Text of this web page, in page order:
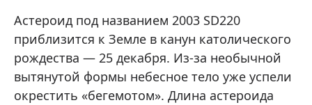
Астероид под названием 2003 SD220
приблизится к Земле в канун католического
рождества — 25 декабря. Из-за необычной
вытянутой формы небесное тело уже успели
окрестить «бегемотом». Длина астероида